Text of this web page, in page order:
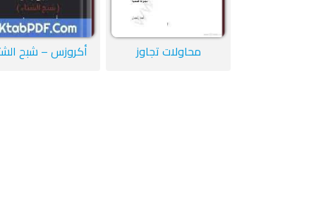
محاولات تجاوز أكروزس – شبح